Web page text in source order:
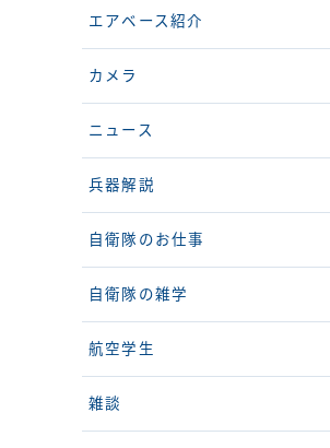
エアベース紹介
カメラ
ニュース
兵器解説
自衛隊のお仕事
自衛隊の雑学
航空学生
雑談